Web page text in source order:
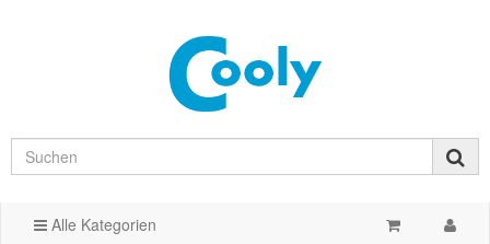
Alle Kategorien